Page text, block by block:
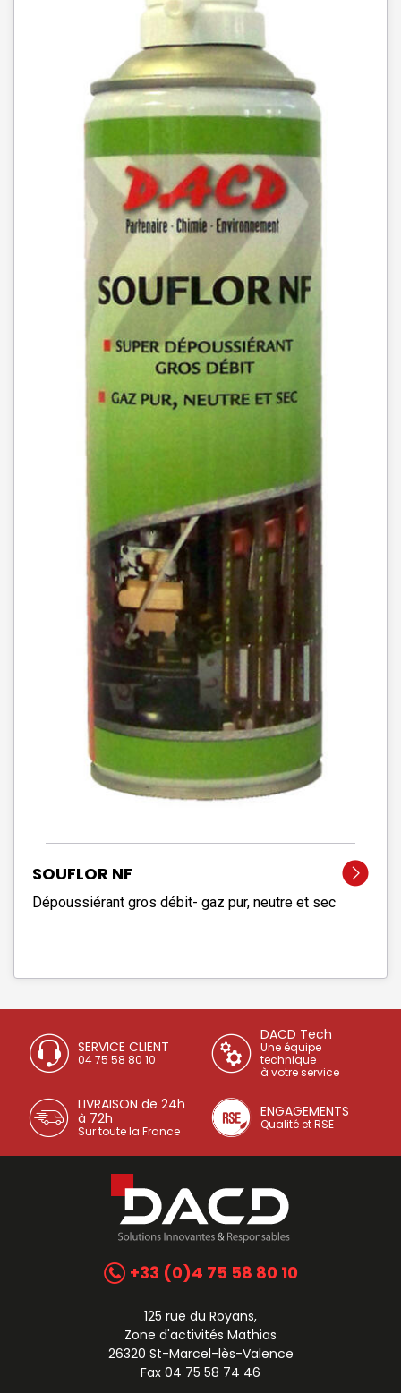
SOUFLOR NF
Dépoussiérant gros débit- gaz pur, neutre et sec
SERVICE CLIENT
04 75 58 80 10
DACD Tech
Une équipe
technique
à votre service
LIVRAISON de 24h
à 72h
Sur toute la France
ENGAGEMENTS
Qualité et RSE
+33 (0)4 75 58 80 10
125 rue du Royans,
Zone d'activités Mathias
26320 St-Marcel-lès-Valence
Fax 04 75 58 74 46